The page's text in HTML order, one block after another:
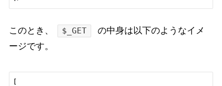
このとき、 $_GET
の中身は以下のようなイメ
ージです。
[